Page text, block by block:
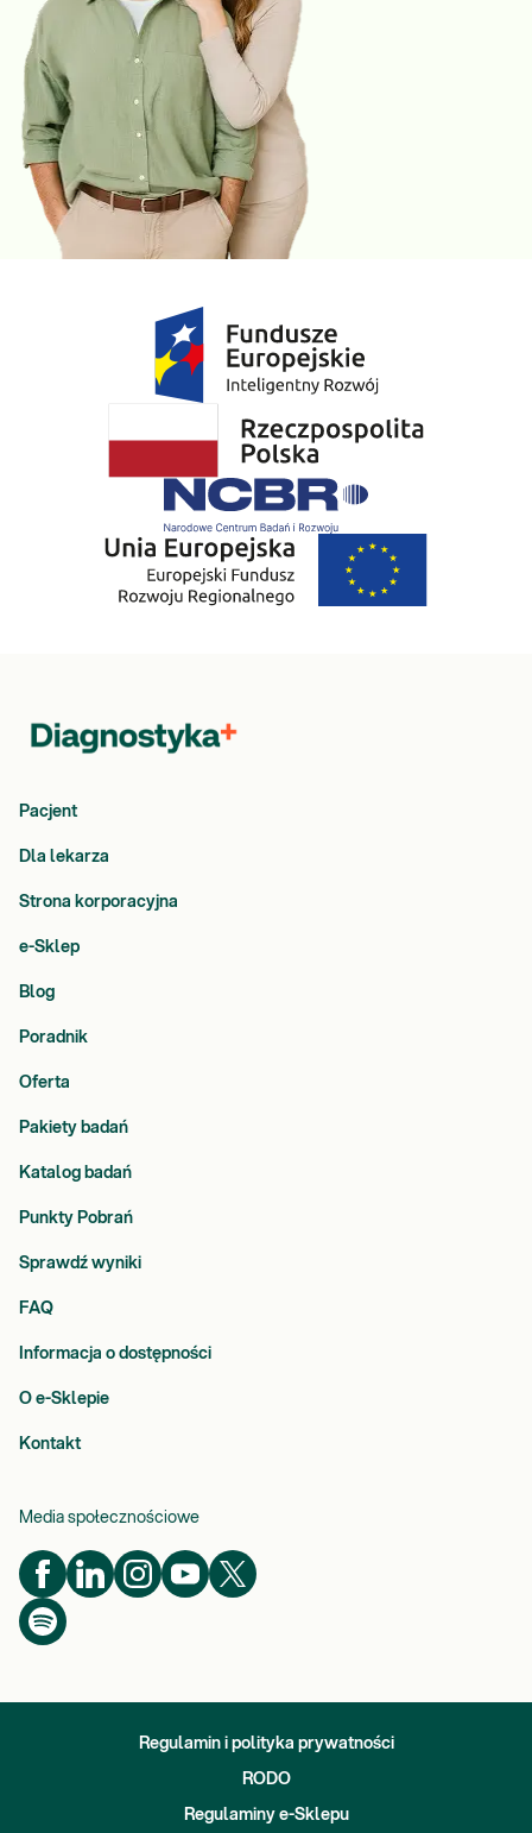
Pacjent
Dla lekarza
Strona korporacyjna
e-Sklep
Blog
Poradnik
Oferta
Pakiety badań
Katalog badań
Punkty Pobrań
Sprawdź wyniki
FAQ
Informacja o dostępności
O e-Sklepie
Kontakt
Media społecznościowe
Regulamin i polityka prywatności
RODO
Regulaminy e-Sklepu